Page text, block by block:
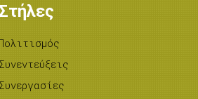
Πολιτισμός
Συνεντεύξεις
Συνεργασίες